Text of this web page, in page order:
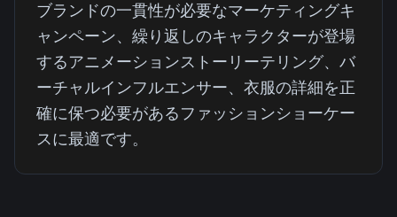
ブランドの一貫性が必要なマーケティングキ
ャンペーン、繰り返しのキャラクターが登場
するアニメーションストーリーテリング、バ
ーチャルインフルエンサー、衣服の詳細を正
確に保つ必要があるファッションショーケー
スに最適です。